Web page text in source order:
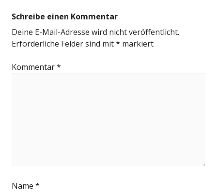
Schreibe einen Kommentar
Deine E-Mail-Adresse wird nicht veröffentlicht.
Erforderliche Felder sind mit* markiert
Kommentar*
Name *